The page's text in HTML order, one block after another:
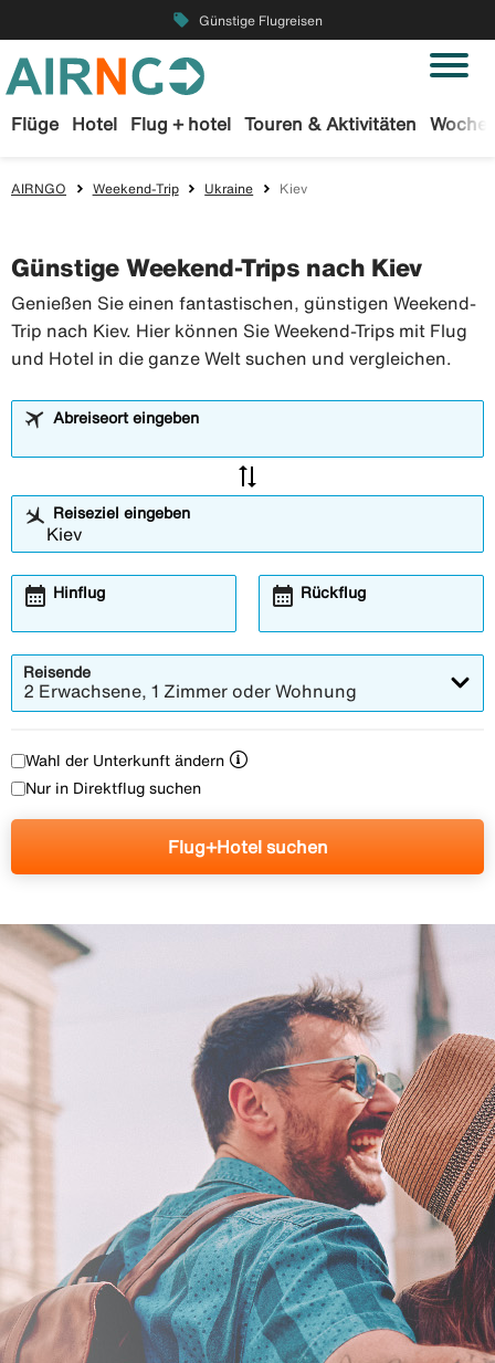
local_offer Günstige Flugreisen
Flüge Hotel Flug + hotel Touren & Aktivitäten
AIRNGO Weekend-Trip Ukraine Kiev
Günstige Weekend-Trips nach Kiev
Genießen Sie einen fantastischen, günstigen Weekend-
Trip nach Kiev. Hier können Sie Weekend-Trips mit Flug
und Hotel in die ganze Welt suchen und vergleichen.
Abreiseort eingeben
sync_alt
Reiseziel eingeben
Hinflug
calendar_month Rückflug
calendar_month
Reisende
2 Erwachsene, 1 Zimmer oder Wohnung
Wahl der Unterkunft ändern
Nur in Direktflug suchen
Flug+Hotel suchen